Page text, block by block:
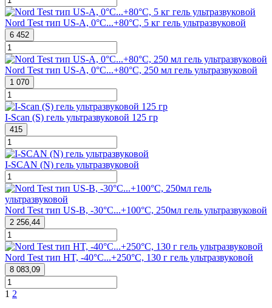
Nord Test тип US-A, 0°C...+80°C, 5 кг гель ультразвуковой
6 452
Nord Test тип US-A, 0°C...+80°C, 250 мл гель ультразвуковой
1 070
I-Scan (S) гель ультразвуковой 125 гр
415
I-SCAN (N) гель ультразвуковой
Nord Test тип US-B, -30°C...+100°C, 250мл гель ультразвуковой
2 256,44
Nord Test тип HT, -40°C...+250°C, 130 г гель ультразвуковой
8 083,09
1 2